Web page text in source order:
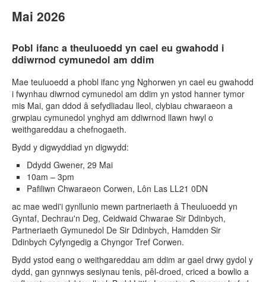
Mai 2026
Pobl ifanc a theuluoedd yn cael eu gwahodd i
ddiwrnod cymunedol am ddim
Mae teuluoedd a phobl ifanc yng Nghorwen yn cael eu gwahodd
i fwynhau diwrnod cymunedol am ddim yn ystod hanner tymor
mis Mai, gan ddod â sefydliadau lleol, clybiau chwaraeon a
grwpiau cymunedol ynghyd am ddiwrnod llawn hwyl o
weithgareddau a chefnogaeth.
Bydd y digwyddiad yn digwydd:
Ddydd Gwener, 29 Mai
10am – 3pm
Pafiliwn Chwaraeon Corwen, Lôn Las LL21 0DN
ac mae wedi'i gynllunio mewn partneriaeth â Theuluoedd yn
Gyntaf, Dechrau'n Deg, Ceidwaid Chwarae Sir Ddinbych,
Partneriaeth Gymunedol De Sir Ddinbych, Hamdden Sir
Ddinbych Cyfyngedig a Chyngor Tref Corwen.
Bydd ystod eang o weithgareddau am ddim ar gael drwy gydol y
dydd, gan gynnwys sesiynau tenis, pêl-droed, criced a bowlio a